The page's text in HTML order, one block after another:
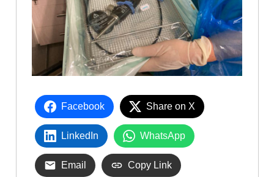
Facebook Share on X
LinkedIn WhatsApp
Email Copy Link